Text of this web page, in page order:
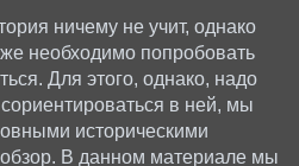
ничему не учит, однако
необходимо попробовать
Для этого, однако, надо
в ней, мы
историческими
В данном материале мы